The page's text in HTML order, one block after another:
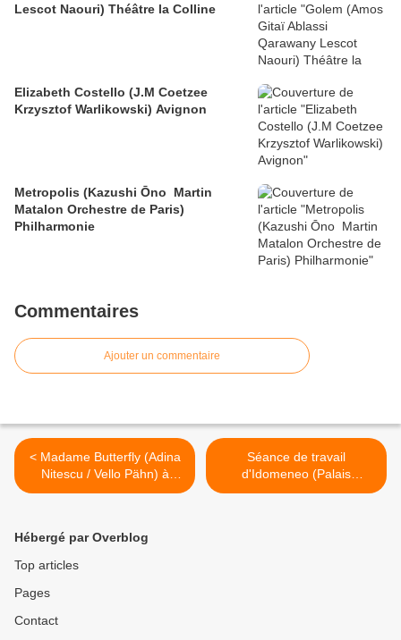
Lescot Naouri) Théâtre la Colline
Elizabeth Costello (J.M Coetzee
Krzysztof Warlikowski) Avignon
Metropolis (Kazushi Ōno Martin
Matalon Orchestre de Paris)
Philharmonie
Commentaires
Ajouter un commentaire
< Madame Butterfly (Adina
Nitescu / Vello Pähn) à
l'Opéra Bastille
Séance de travail
d'Idomeneo (Palais
Garnier) >
Hébergé par Overblog
Top articles
Pages
Contact